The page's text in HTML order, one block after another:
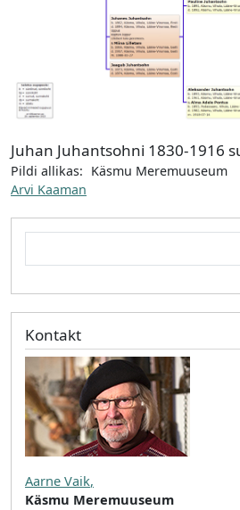
Juhan Juhantsohni 1830-1916
Pildi allikas: Käsmu Meremuuseum
Arvi Kaaman
Kontakt
Aarne Vaik,
Käsmu Meremuuseum